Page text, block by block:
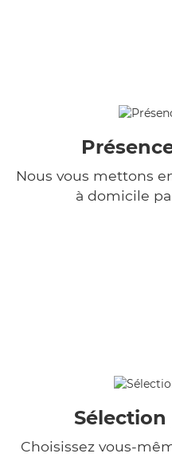
Nous vous mettons
à domicile
Choisissez vous-